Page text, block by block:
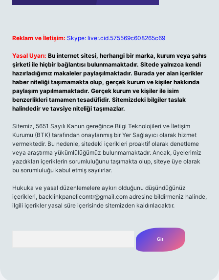
Reklam ve İletişim: Skype: live:.cid.575569c608265c69
Yasal Uyarı: Bu internet sitesi, herhangi bir marka, kurum veya şahıs
şirketi ile hiçbir bağlantısı bulunmamaktadır. Sitede yalnızca kendi
hazırladığımız makaleler paylaşılmaktadır. Burada yer alan içerikler
haber niteliği taşımamakta olup, gerçek kurum ve kişiler hakkında
paylaşım yapılmamaktadır. Gerçek kurum ve kişiler ile isim
benzerlikleri tamamen tesadüfidir. Sitemizdeki bilgiler taslak
halindedir ve tavsiye niteliği taşımazlar.
Sitemiz, 5651 Sayılı Kanun gereğince Bilgi Teknolojileri ve İletişim
Kurumu (BTK) tarafından onaylanmış bir Yer Sağlayıcı olarak hizmet
vermektedir. Bu nedenle, sitedeki içerikleri proaktif olarak denetleme
veya araştırma yükümlülüğümüz bulunmamaktadır. Ancak, üyelerimiz
yazdıkları içeriklerin sorumluluğunu taşımakta olup, siteye üye olarak
bu sorumluluğu kabul etmiş sayılırlar.
Hukuka ve yasal düzenlemelere aykırı olduğunu düşündüğünüz
içerikleri, backlinkpanelicomtr@gmail.com adresine bildirmeniz halinde,
ilgili içerikler yasal süre içerisinde sitemizden kaldırılacaktır.